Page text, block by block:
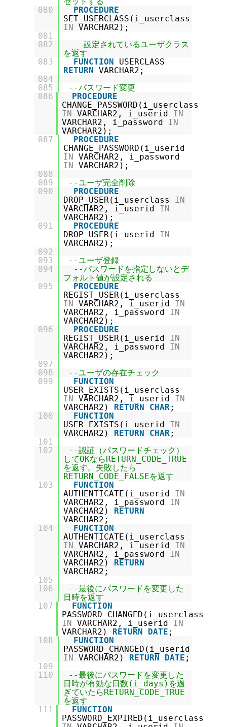
080
PROCEDURE
SET_USERCLASS(i_userclass
IN VARCHAR2);
081
082
-- 設定されているユーザクラス
を返す
083
FUNCTION
USERCLASS
RETURN VARCHAR2;
084
085
--パスワード変更
086
PROCEDURE
CHANGE_PASSWORD(i_userclass
IN VARCHAR2, i_userid IN
VARCHAR2, i_password IN
VARCHAR2);
087
PROCEDURE
CHANGE_PASSWORD(i_userid
IN VARCHAR2, i_password
IN VARCHAR2);
088
089
--ユーザ完全削除
090
PROCEDURE
DROP_USER(i_userclass IN
VARCHAR2, i_userid IN
VARCHAR2);
091
PROCEDURE
DROP_USER(i_userid IN
VARCHAR2);
092
093
--ユーザ登録
094
--パスワードを指定しないとデ
フォルト値が設定される
095
PROCEDURE
REGIST_USER(i_userclass
IN VARCHAR2, i_userid IN
VARCHAR2, i_password IN
VARCHAR2);
096
PROCEDURE
REGIST_USER(i_userid IN
VARCHAR2, i_password IN
VARCHAR2);
097
098
--ユーザの存在チェック
099
FUNCTION
USER_EXISTS(i_userclass
IN VARCHAR2, i_userid IN
VARCHAR2) RETURN CHAR ;
100
FUNCTION
USER_EXISTS(i_userid IN
VARCHAR2) RETURN CHAR ;
101
102
--認証（パスワードチェック）
してOKならRETURN_CODE_TRUE
を返す。失敗したら
RETURN_CODE_FALSEを返す
103
FUNCTION
AUTHENTICATE(i_userid IN
VARCHAR2, i_password IN
VARCHAR2) RETURN
VARCHAR2;
104
FUNCTION
AUTHENTICATE(i_userclass
IN VARCHAR2, i_userid IN
VARCHAR2, i_password IN
VARCHAR2) RETURN
VARCHAR2;
105
106
--最後にパスワードを変更した
日時を返す
107
FUNCTION
PASSWORD_CHANGED(i_userclass
IN VARCHAR2, i_userid IN
VARCHAR2) RETURN DATE ;
108
FUNCTION
PASSWORD_CHANGED(i_userid
IN VARCHAR2) RETURN DATE ;
109
110
--最後にパスワードを変更した
日時が有効な日数(i_days)を過
ぎていたらRETURN_CODE_TRUE
を返す
111
FUNCTION
PASSWORD_EXPIRED(i_userclass